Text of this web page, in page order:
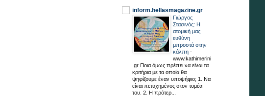
inform.hellasmagazine.gr
Γιώργος
Στασινός: H
ατομική μας
ευθύνη
μπροστά στην
κάλπη -
www.kathimerini
.gr Ποια όμως πρέπει να είναι τα
κριτήρια με τα οποία θα
ψηφίζουμε έναν υποψήφιο; 1. Να
είναι πετυχημένος στον τομέα
του. 2. Η πρότερ...